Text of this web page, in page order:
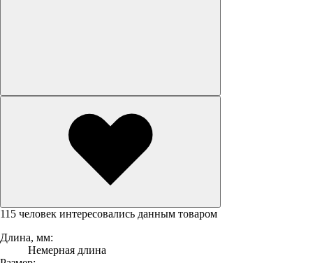
115 человек интересовались данным товаром
Длина, мм:
Немерная длина